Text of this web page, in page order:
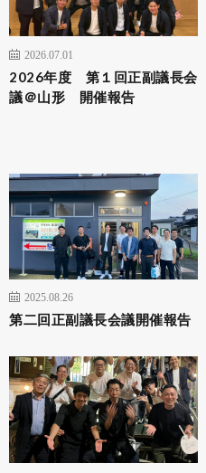
2026.07.01
2026年度 第１回正副議長会
議＠山形 開催報告
2025.08.26
第二回正副議長会議開催報告